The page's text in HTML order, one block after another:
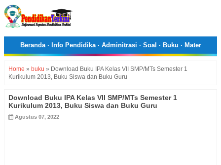
Beranda· Info Pendidika· Adminitrasi · Soal · Buku · Mater
Home » buku » Download Buku IPA Kelas VII SMP/MTs Semester 1
Kurikulum 2013, Buku Siswa dan Buku Guru
Download Buku IPA Kelas VII SMP/MTs Semester 1
Kurikulum 2013, Buku Siswa dan Buku Guru
Agustus 07, 2022